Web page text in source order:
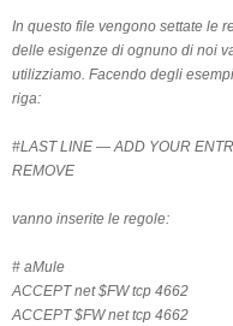
In questo file vengono settate le
delle esigenze di ognuno di noi
utilizziamo. Facendo degli
riga:
#LAST LINE — ADD YOUR
REMOVE
vanno inserite le regole:
# aMule
ACCEPT net $FW tcp 4662
ACCEPT $FW net tcp 4662